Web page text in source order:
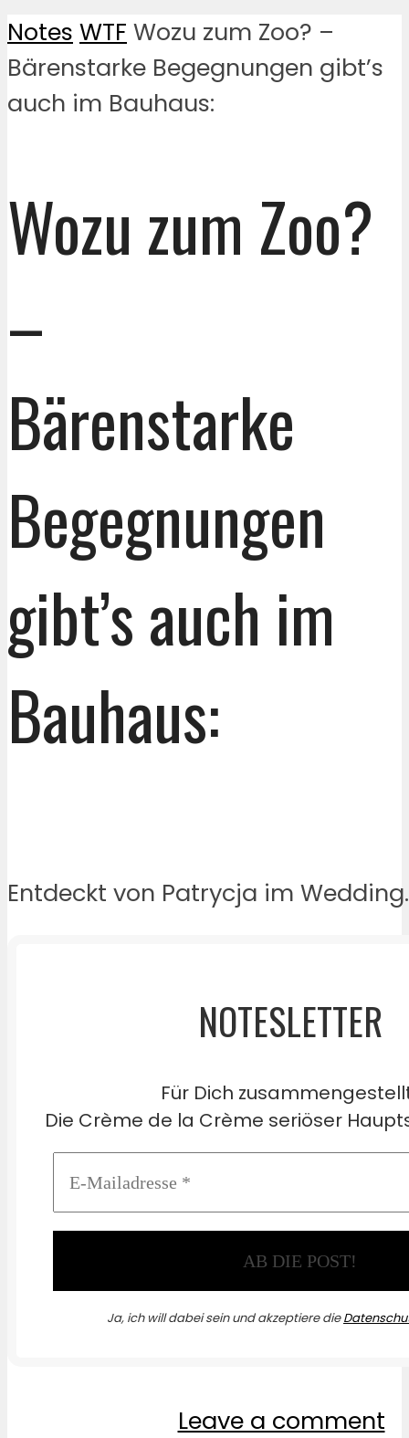
Notes WTF Wozu zum Zoo? –
Bärenstarke Begegnungen gibt’s
auch im Bauhaus:
Wozu zum Zoo?
–
Bärenstarke
Begegnungen
gibt’s auch im
Bauhaus:
Entdeckt von Patrycja im Wedding.
NOTESLETTER
Für Dich
Die Crème de la Crème seriöser
Ja, ich will dabei sein und akzeptiere die
Leave a comment